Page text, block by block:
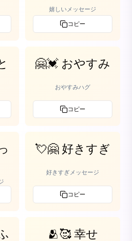
嬉しいメッセージ
コピー
🤗💓 おやすみ
おやすみハグ
コピー
💘🤗 好きすぎ
好きすぎメッセージ
コピー
🫂🥰 幸せ